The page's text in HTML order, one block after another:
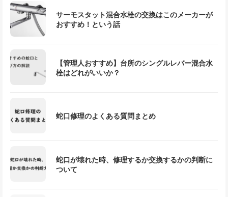
サーモスタット混合水栓の交換はこのメーカーが
おすすめ！という話
【管理人おすすめ】台所のシングルレバー混合水
栓はどれがいいか？
蛇口修理のよくある質問まとめ
蛇口が壊れた時、修理するか交換するかの判断に
ついて